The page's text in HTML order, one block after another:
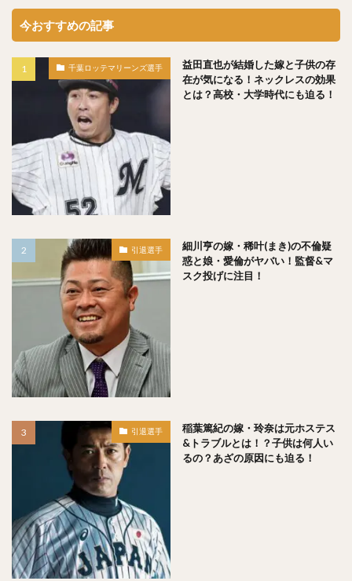
今おすすめの記事
千葉ロッテマリーンズ選手
益田直也が結婚した嫁と子供の存
在が気になる！ネックレスの効果
とは？高校・大学時代にも迫る！
引退選手
細川亨の嫁・稀叶(まき)の不倫疑
惑と娘・愛倫がヤバい！監督&マ
スク投げに注目！
引退選手
稲葉篤紀の嫁・玲奈は元ホステス
&トラブルとは！？子供は何人い
るの？あざの原因にも迫る！
大津亮介（おおつりょうすけ）
アルフレド・デスパイネ ・ロドリゲス
中村晃（なかむらあきら）
古澤勝吾（ふるさわしょうご）
大本将吾（おおもとしょうご）
島袋洋奨（しまぶくろようすけ）
木村文紀（きむらふみかず）
片耳・フェイスガードヘルメット
笠原大芽（かさはらたいが）
金子侑司（かねこゆうじ）
奥川恭伸（おくがわやすのぶ）
近藤健介（こんどうけんすけ）
王柏融（ワン・ボーロン）
大谷翔平（おおたにしょうへい）
山崎康晃（やまさきやすあき）
柴田竜拓（しばたたつひろ）
ニコラス・アンドレス・マルティネス
梶谷隆幸（かじたにたかゆき）
二岡智宏（におかともひろ）
金本知憲（かねもとともあき）
釜田佳直（かまたよしなお）
山口航輝（やまぐちこうき）
井納翔一（いのうしょういち）